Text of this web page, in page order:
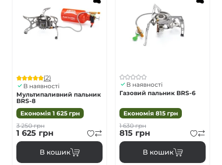
(2)
В наявності
Мультипаливний пальник
BRS-8
Економія 1 625 грн
3 250грн
1 625 грн
В кошик
В наявності
Газовий пальник BRS-6
Економія 815 грн
1 630грн
815 грн
В кошик